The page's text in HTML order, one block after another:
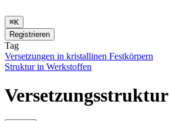
⌘K
Registrieren
Tag
Versetzungen in kristallinen Festkörpern
Struktur in Werkstoffen
Versetzungsstruktur